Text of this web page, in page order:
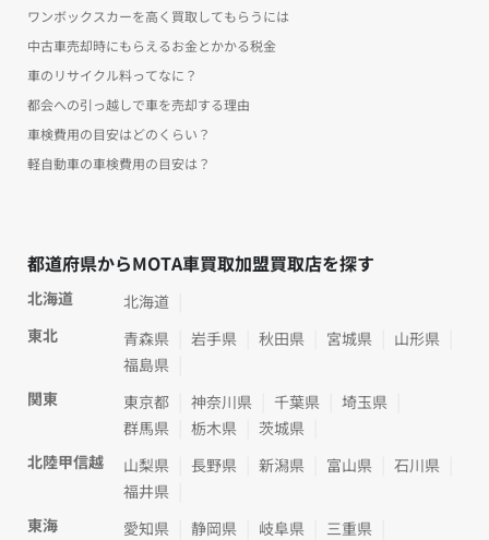
ワンボックスカーを高く買取してもらうには
中古車売却時にもらえるお金とかかる税金
車のリサイクル料ってなに？
都会への引っ越しで車を売却する理由
車検費用の目安はどのくらい？
軽自動車の車検費用の目安は？
都道府県からMOTA車買取加盟買取店を探す
北海道
北海道
東北
青森県 岩手県 秋田県 宮城県
山形県
福島県
関東
東京都 神奈川県 千葉県
埼玉県
群馬県
栃木県
茨城県
北陸甲信越
山梨県 長野県 新潟県 富山県
石川県
福井県
東海
愛知県 静岡県 岐阜県
三重県